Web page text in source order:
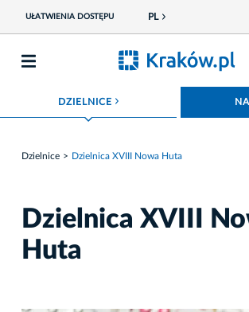
UŁATWIENIA DOSTĘPU PL
DZIELNICE ROZWIŃ MENU
Dzielnice Dzielnica XVIII Nowa Huta
Dzielnica XVIII
Huta